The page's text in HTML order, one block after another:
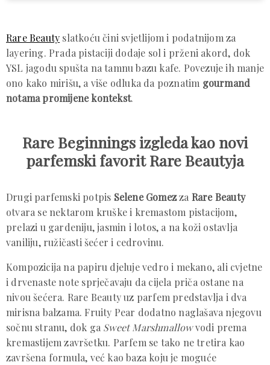
Rare Beauty slatkoću čini svjetlijom i podatnijom za
layering. Prada pistaciji dodaje sol i prženi akord, dok
YSL jagodu spušta na tamnu bazu kafe. Povezuje ih manje
ono kako mirišu, a više odluka da poznatim gourmand
notama promijene kontekst.
Rare Beginnings izgleda kao novi
parfemski favorit Rare Beautyja
Drugi parfemski potpis Selene Gomezza Rare Beauty
otvara se nektarom kruške i kremastom pistacijom,
prelazi u gardeniju, jasmin i lotos, a na koži ostavlja
vaniliju, ružičasti šećer i cedrovinu.
Kompozicija na papiru djeluje vedro i mekano, ali cvjetne
i drvenaste note sprječavaju da cijela priča ostane na
nivou šećera. Rare Beauty uz parfem predstavlja i dva
mirisna balzama. Fruity Pear dodatno naglašava njegovu
sočnu stranu, dok ga Sweet Marshmallowvodi prema
kremastijem završetku. Parfem se tako ne tretira kao
završena formula, već kao baza koju je moguće